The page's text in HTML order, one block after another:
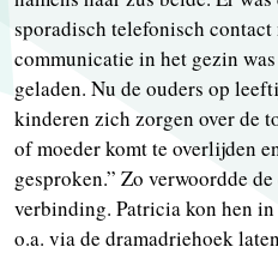
sporadisch telefonisch contact
communicatie in het gezin
geladen. Nu de ouders op
kinderen zich zorgen over de
of moeder komt te overlijden
gesproken.” Zo verwoordde
verbinding. Patricia kon hen
o.a. via de dramadriehoek